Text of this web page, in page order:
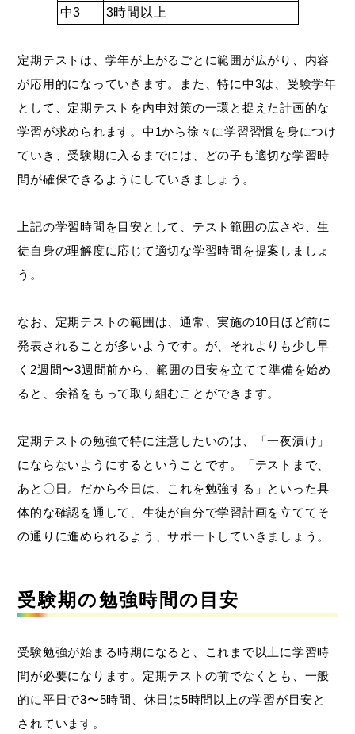
中3
3時間以上
定期テストは、学年が上がるごとに範囲が広がり、内容
が応用的になっていきます。また、特に中3は、受験学年
として、定期テストを内申対策の一環と捉えた計画的な
学習が求められます。中1から徐々に学習習慣を身につけ
ていき、受験期に入るまでには、どの子も適切な学習時
間が確保できるようにしていきましょう。
上記の学習時間を目安として、テスト範囲の広さや、生
徒自身の理解度に応じて適切な学習時間を提案しましょ
う。
なお、定期テストの範囲は、通常、実施の10日ほど前に
発表されることが多いようです。が、それよりも少し早
く2週間〜3週間前から、範囲の目安を立てて準備を始め
ると、余裕をもって取り組むことができます。
定期テストの勉強で特に注意したいのは、「一夜漬け」
にならないようにするということです。「テストまで、
あと〇日。だから今日は、これを勉強する」といった具
体的な確認を通して、生徒が自分で学習計画を立ててそ
の通りに進められるよう、サポートしていきましょう。
受験期の勉強時間の目安
受験勉強が始まる時期になると、これまで以上に学習時
間が必要になります。定期テストの前でなくとも、一般
的に平日で3〜5時間、休日は5時間以上の学習が目安と
されています。